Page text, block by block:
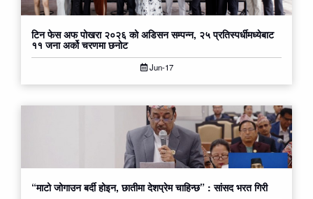
टिन फेस अफ पोखरा २०२६ को अडिसन सम्पन्न, २५ प्रतिस्पर्धीमध्येबाट
११ जना अर्को चरणमा छनोट
Jun-17
“माटो जोगाउन बर्दी होइन, छातीमा देशप्रेम चाहिन्छ” : सांसद भरत गिरी